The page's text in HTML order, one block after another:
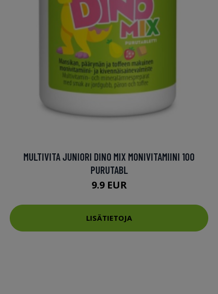
MULTIVITA JUNIORI DINO MIX MONIVITAMIINI 100
PURUTABL
9.9 EUR
LISÄTIETOJA